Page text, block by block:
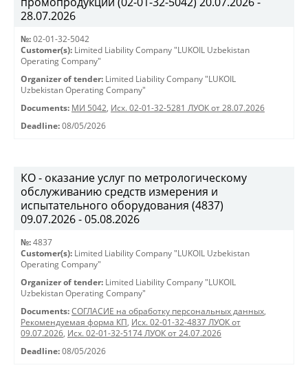
28.07.2026
№: 02-01-32-5042
Customer(s): Limited Liability Company "LUKOIL Uzbekistan
Operating Company"
Organizer of tender: Limited Liability Company "LUKOIL
Uzbekistan Operating Company"
Documents: МИ 5042, Исх. 02-01-32-5281 ЛУОК от 28.07.2026
Deadline: 08/05/2026
КО - оказание услуг по метрологическому
обслуживанию средств измерения и
испытательного оборудования (4837)
09.07.2026 - 05.08.2026
№: 4837
Customer(s): Limited Liability Company "LUKOIL Uzbekistan
Operating Company"
Organizer of tender: Limited Liability Company "LUKOIL
Uzbekistan Operating Company"
Documents: СОГЛАСИЕ на обработку персональных данных,
Рекомендуемая форма КП, Исх. 02-01-32-4837 ЛУОК от
09.07.2026, Исх. 02-01-32-5174 ЛУОК от 24.07.2026
Deadline: 08/05/2026